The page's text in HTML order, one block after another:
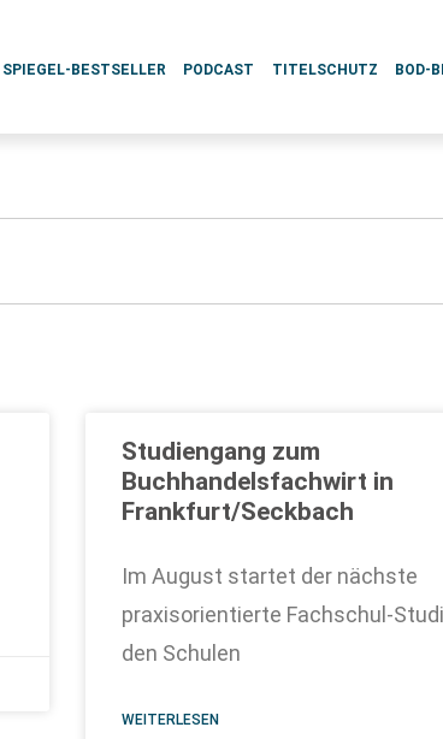
SPIEGEL-BESTSELLER PODCAST TITELSCHUTZ BOD-
Studiengang zum
Buchhandelsfachwirt in
Frankfurt/Seckbach
Im August startet der nächste
praxisorientierte Fachschul-
den Schulen
WEITERLESEN